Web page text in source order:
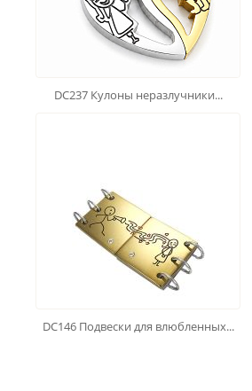
DC237 Кулоны неразлучники...
DC146 Подвески для влюбленных...